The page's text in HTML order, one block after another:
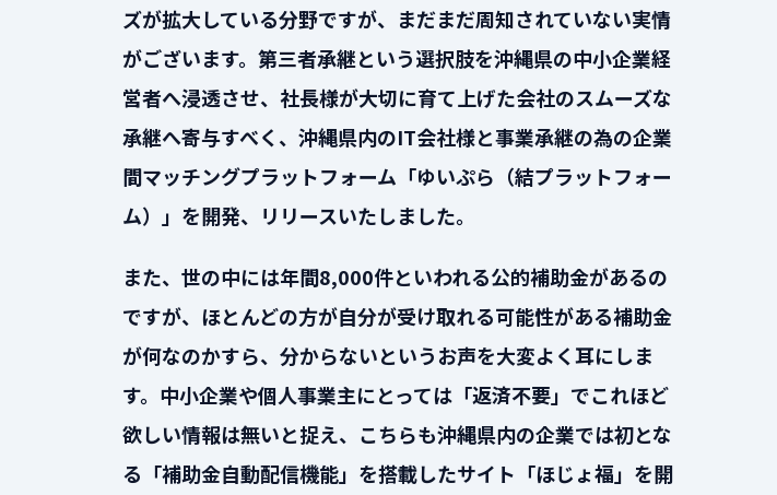
ズが拡大している分野ですが、まだまだ周知されていない実情
がございます。第三者承継という選択肢を沖縄県の中小企業経
営者へ浸透させ、社長様が大切に育て上げた会社のスムーズな
承継へ寄与すべく、沖縄県内のIT会社様と事業承継の為の企業
間マッチングプラットフォーム「ゆいぷら（結プラットフォー
ム）」を開発、リリースいたしました。
また、世の中には年間8,000件といわれる公的補助金があるの
ですが、ほとんどの方が自分が受け取れる可能性がある補助金
が何なのかすら、分からないというお声を大変よく耳にしま
す。中小企業や個人事業主にとっては「返済不要」でこれほど
欲しい情報は無いと捉え、こちらも沖縄県内の企業では初とな
る「補助金自動配信機能」を搭載したサイト「ほじょ福」を開